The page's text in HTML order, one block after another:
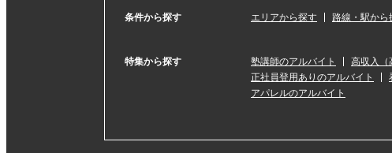
条件から探す エリアから探す 路線・駅から
特集から探す 塾講師のアルバイト 高収入（
正社員登用ありのアルバイト
アパレルのアルバイト